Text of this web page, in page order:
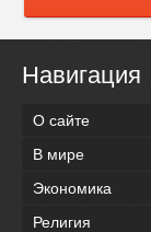
Навигация
О сайте
В мире
Экономика
Религия